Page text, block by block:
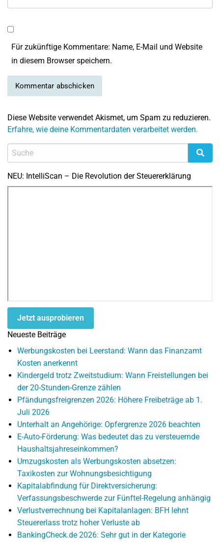
Für zukünftige Kommentare: Name, E-Mail und Website
in diesem Browser speichern.
Diese Website verwendet Akismet, um Spam zu reduzieren.
Erfahre, wie deine Kommentardaten verarbeitet werden.
NEU: IntelliScan – Die Revolution der Steuererklärung
Jetzt ausprobieren
Neueste Beiträge
Werbungskosten bei Leerstand: Wann das Finanzamt
Kosten anerkennt
Kindergeld trotz Zweitstudium: Wann Freistellungen bei
der 20-Stunden-Grenze zählen
Pfändungsfreigrenzen 2026: Höhere Freibeträge ab 1.
Juli 2026
Unterhalt an Angehörige: Opfergrenze 2026 beachten
E-Auto-Förderung: Was bedeutet das zu versteuernde
Haushaltsjahreseinkommen?
Umzugskosten als Werbungskosten absetzen:
Taxikosten zur Wohnungsbesichtigung
Kapitalabfindung für Direktversicherung:
Verfassungsbeschwerde zur Fünftel-Regelung anhängig
Verlustverrechnung bei Kapitalanlagen: BFH lehnt
Steuererlass trotz hoher Verluste ab
BankingCheck.de 2026: Sehr gut in der Kategorie